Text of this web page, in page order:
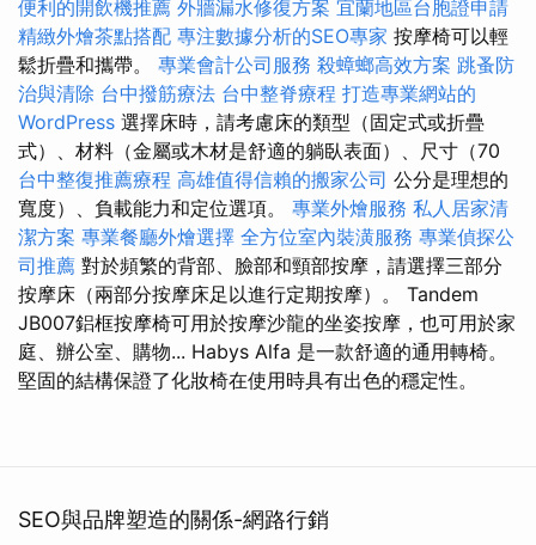
便利的開飲機推薦 外牆漏水修復方案 宜蘭地區台胞證申請
精緻外燴茶點搭配 專注數據分析的SEO專家 按摩椅可以輕
鬆折疊和攜帶。 專業會計公司服務 殺蟑螂高效方案 跳蚤防
治與清除 台中撥筋療法 台中整脊療程 打造專業網站的
WordPress 選擇床時，請考慮床的類型（固定式或折疊
式）、材料（金屬或木材是舒適的躺臥表面）、尺寸（70
台中整復推薦療程 高雄值得信賴的搬家公司 公分是理想的
寬度）、負載能力和定位選項。 專業外燴服務 私人居家清
潔方案 專業餐廳外燴選擇 全方位室內裝潢服務 專業偵探公
司推薦 對於頻繁的背部、臉部和頸部按摩，請選擇三部分
按摩床（兩部分按摩床足以進行定期按摩）。 Tandem
JB007鋁框按摩椅可用於按摩沙龍的坐姿按摩，也可用於家
庭、辦公室、購物... Habys Alfa 是一款舒適的通用轉椅。
堅固的結構保證了化妝椅在使用時具有出色的穩定性。
SEO與品牌塑造的關係-網路行銷